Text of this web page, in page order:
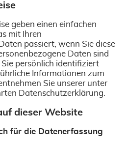
geben einen einfachen
mit Ihren
passiert, wenn Sie diese
Daten sind
persönlich identifiziert
Informationen zum
Sie unserer unter
Datenschutzerklärung.
dieser Website
für die Datenerfassung